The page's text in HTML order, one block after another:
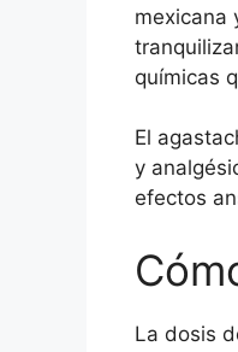
mexicana
químicas
El
y
efectos
La dosis